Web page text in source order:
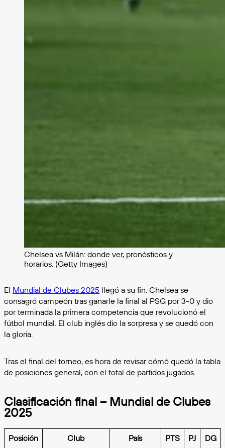
Chelsea vs Milán: donde ver, pronósticos y
horarios. (Getty Images)
El Mundial de Clubes 2025 llegó a su fin. Chelsea se
consagró campeón tras ganarle la final al PSG por 3-0 y dio
por terminada la primera competencia que revolucionó el
fútbol mundial. El club inglés dio la sorpresa y se quedó con
la gloria.
Tras el final del torneo, es hora de revisar cómó quedó la tabla
de posiciones general, con el total de partidos jugados.
Clasificación final – Mundial de Clubes
2025
Posición Club País PTS PJ DG